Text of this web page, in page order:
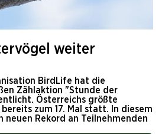
weiter
BirdLife hat die
Zählaktion "Stunde der
Österreichs größte
zum 17. Mal statt. In diesem
neuen Rekord an Teilnehmenden